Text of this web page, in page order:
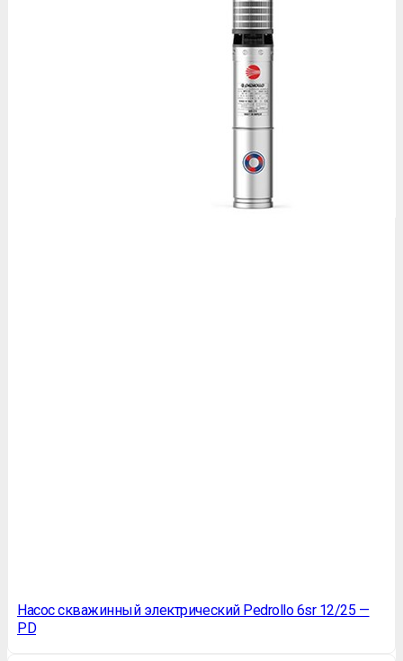
Насос скважинный электрический Pedrollo 6sr 12/25 —
PD